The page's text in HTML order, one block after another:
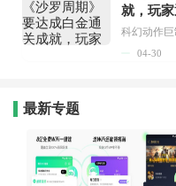
就，玩
时间
04-30
最新专题